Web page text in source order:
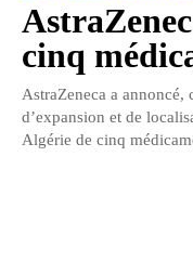
cinq
AstraZeneca a
d’expansion et de
Algérie de cinq